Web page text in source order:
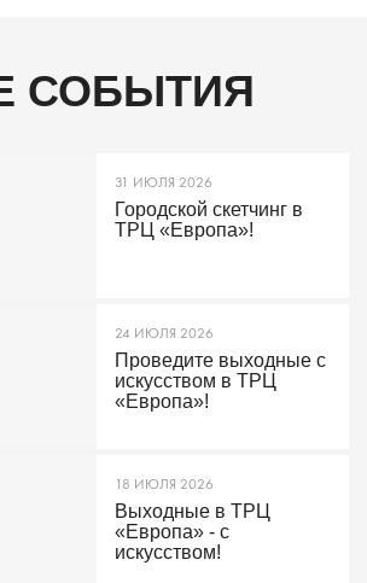
СОБЫТИЯ
31 ИЮЛЯ 2026
Городской скетчинг в
ТРЦ «Европа»!
24 ИЮЛЯ 2026
Проведите выходные с
искусством в ТРЦ
«Европа»!
18 ИЮЛЯ 2026
Выходные в ТРЦ
«Европа» - с
искусством!